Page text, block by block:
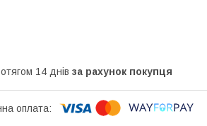
14 днів за рахунок покупця